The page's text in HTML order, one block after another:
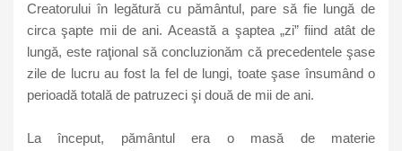
Creatorului în legătură cu pământul, pare să fie lungă de
circa şapte mii de ani. Această a şaptea „zi” fiind atât de
lungă, este raţional să concluzionăm că precedentele şase
zile de lucru au fost la fel de lungi, toate şase însumând o
perioadă totală de patruzeci şi două de mii de ani.
La început, pământul era o masă de materie